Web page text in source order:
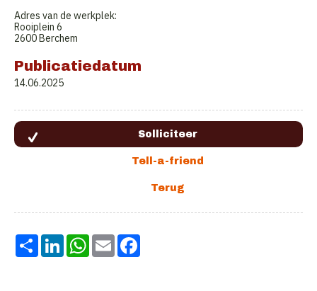
Adres van de werkplek:
Rooiplein 6
2600 Berchem
Publicatiedatum
14.06.2025
Share LinkedInWhatsApp
Email